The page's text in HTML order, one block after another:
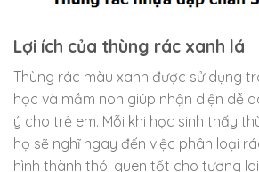
Lợi ích của thùng rác xanh lá
Thùng rác màu xanh được sử dụng
học và mầm non giúp nhận diện dễ
ý cho trẻ em. Mỗi khi học sinh thấy
họ sẽ nghĩ ngay đến việc phân loại
hình thành thói quen tốt cho tương